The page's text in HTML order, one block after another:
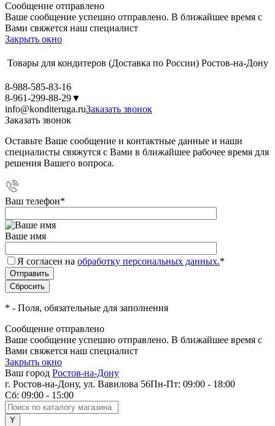
Сообщение отправлено
Ваше сообщение успешно отправлено. В ближайшее время с
Вами свяжется наш специалист
Закрыть окно
Товары для кондитеров (Доставка по России) Ростов-на-Дону
8-988-585-83-16
8-961-299-88-29▼
info@konditeruga.ruЗаказать звонок
Заказать звонок
Оставьте Ваше сообщение и контактные данные и наши
специалисты свяжутся с Вами в ближайшее рабочее время для
решения Вашего вопроса.
Ваш телефон*
Ваше имя
Я согласен на обработку персональных данных.*
* - Поля, обязательные для заполнения
Сообщение отправлено
Ваше сообщение успешно отправлено. В ближайшее время с
Вами свяжется наш специалист
Закрыть окно
Ваш город Ростов-на-Дону
г. Ростов-на-Дону, ул. Вавилова 56Пн-Пт: 09:00 - 18:00
Сб: 09:00 - 15:00